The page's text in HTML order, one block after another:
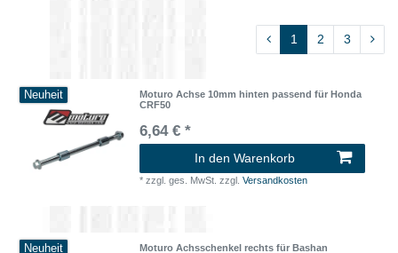
1 2 3
Neuheit
Moturo Achse 10mm hinten passend für Honda
CRF50
6,64 € *
In den Warenkorb
*zzgl. ges. MwSt. zzgl.Versandkosten
Neuheit
Moturo Achsschenkel rechts für Bashan